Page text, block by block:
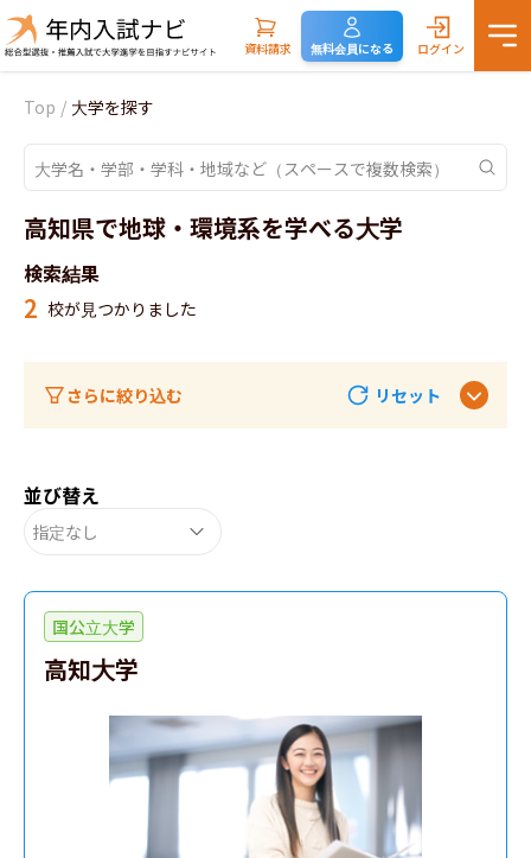
資料請求 無料会員になる ログイン
Top / 大学を探す
高知県で地球・環境系を学べる大学
検索結果
2 校が見つかりました
さらに絞り込む リセット
並び替え
指定なし
国公立大学
高知大学